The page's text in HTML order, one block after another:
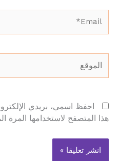
احفظ اسمي، بريدي
هذا المتصفح لاستخدامها المرة